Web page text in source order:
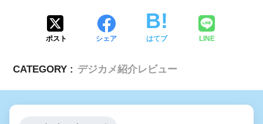
ポスト シェア はてブ LINE
CATEGORY : デジカメ紹介レビュー